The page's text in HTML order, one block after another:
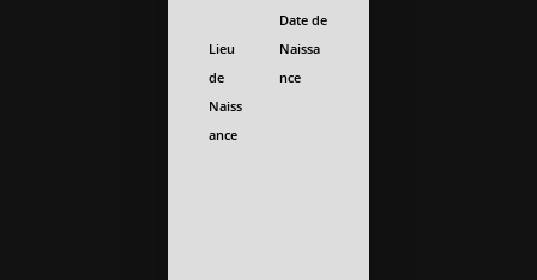
Lieu
de
Naiss
ance
Date de
Naissa
nce